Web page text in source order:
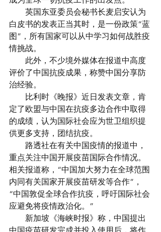
英国东亚委员会秘书长麦启安认为
白皮书的发表正当其时，是一份政策“蓝
图”，所有国家可以从中学习如何战胜疫
情挑战。
此外，不少境外媒体在报道中高度
评价了中国抗疫成果，称赞中国分享防
治经验。
比利时《晚报》近日发表文章，肯
定了欧盟与中国在抗疫多边合作中取得
的成绩，认为国际社会应为世卫组织提
供更多支持，团结抗疫。
路透社在有关中国疫情的报道中，
重点关注中国开展疫苗国际合作情况。
相关报道称，“中国加大努力在全球范围
内同有关国家开展疫苗研发等合作”，
“中国敦促全球合作抗疫，呼吁国际社会
应避免将疫情政治化。”
新加坡《海峡时报》称，中国提出